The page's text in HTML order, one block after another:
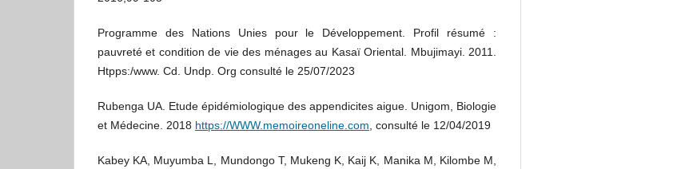
Programme des Nations Unies pour le Développement. Profil résumé :
pauvreté et condition de vie des ménages au Kasaï Oriental. Mbujimayi. 2011.
Htpps:/www. Cd. Undp. Org consulté le 25/07/2023
Rubenga UA. Etude épidémiologique des appendicites aigue. Unigom, Biologie
et Médecine. 2018 https://WWW.memoireoneline.com , consulté le 12/04/2019
Kabey KA, Muyumba L, Mundongo T, Mukeng K, Kaij K, Manika M, Kilombe M,